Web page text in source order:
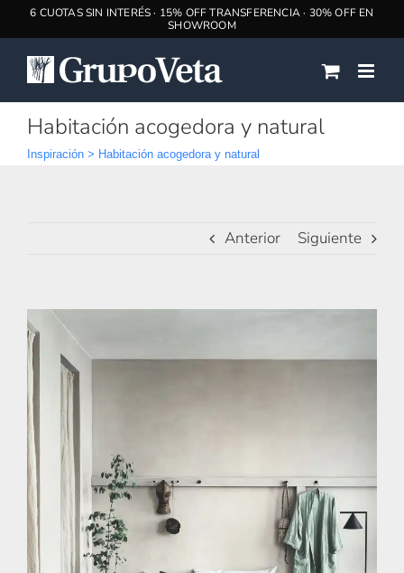
Habitación acogedora y natural
Inspiración > Habitación acogedora y natural
Anterior Siguiente